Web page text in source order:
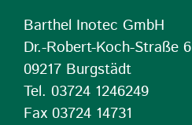
Barthel Inotec GmbH
Dr.-Robert-Koch-Straße 6
09217 Burgstädt
Tel. 03724 1246249
Fax 03724 14731